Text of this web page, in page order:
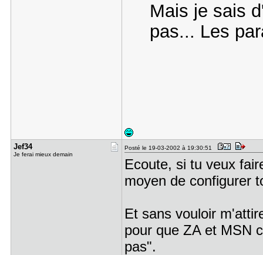
Mais je sais
pas... Les
Jef34
Je ferai mieux demain
Posté le 19-03-2002 à 19:30:51
Ecoute, si tu veux
moyen de configurer
Et sans vouloir
pour que ZA et MSN
pas".